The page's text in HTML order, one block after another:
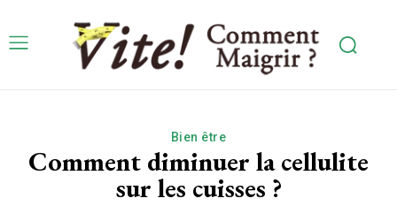
Bien être
Comment diminuer la cellulite
sur les cuisses ?